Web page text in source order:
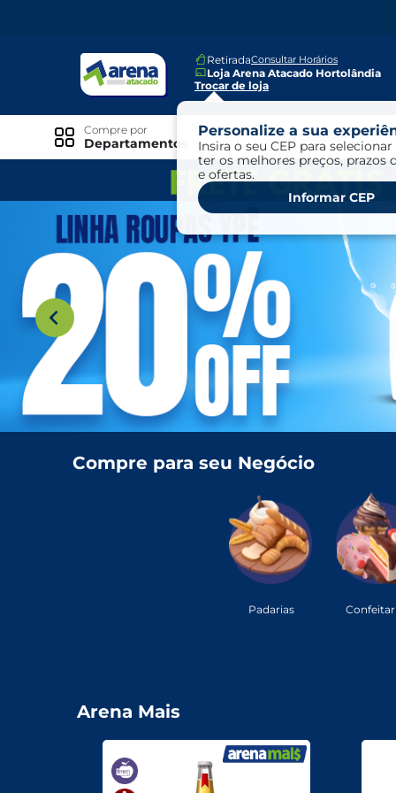
RetiradaConsultar Horários
Loja Arena Atacado Hortolândia
Trocar de loja
Personalize a sua
Insira o seu CEP para
ter os melhores preços, prazos
e ofertas.
Informar CEP
Ofertas
Compre por
Departamentos
Exclusivo Online
Ofertas
Ofertas Arena Mais
Ofertas Cartão Fácil pra Pagar
Mundo Infantil
Mundo Pet
Para o seu Negócio
Departamentos
Congelados
Compre para seu Negócio
Padarias
Arena Mais